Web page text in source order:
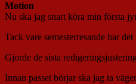
Motion
Nu ska jag snart köra min första
Tack vare semesterresande har
Gjorde de sista
Innan passet börjar ska jag ta